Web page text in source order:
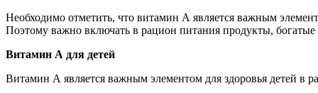
Необходимо отметить, что витамин А является важным
Поэтому важно включать в рацион питания продукты,
Витамин А для детей
Витамин А является важным элементом для здоровья детей в